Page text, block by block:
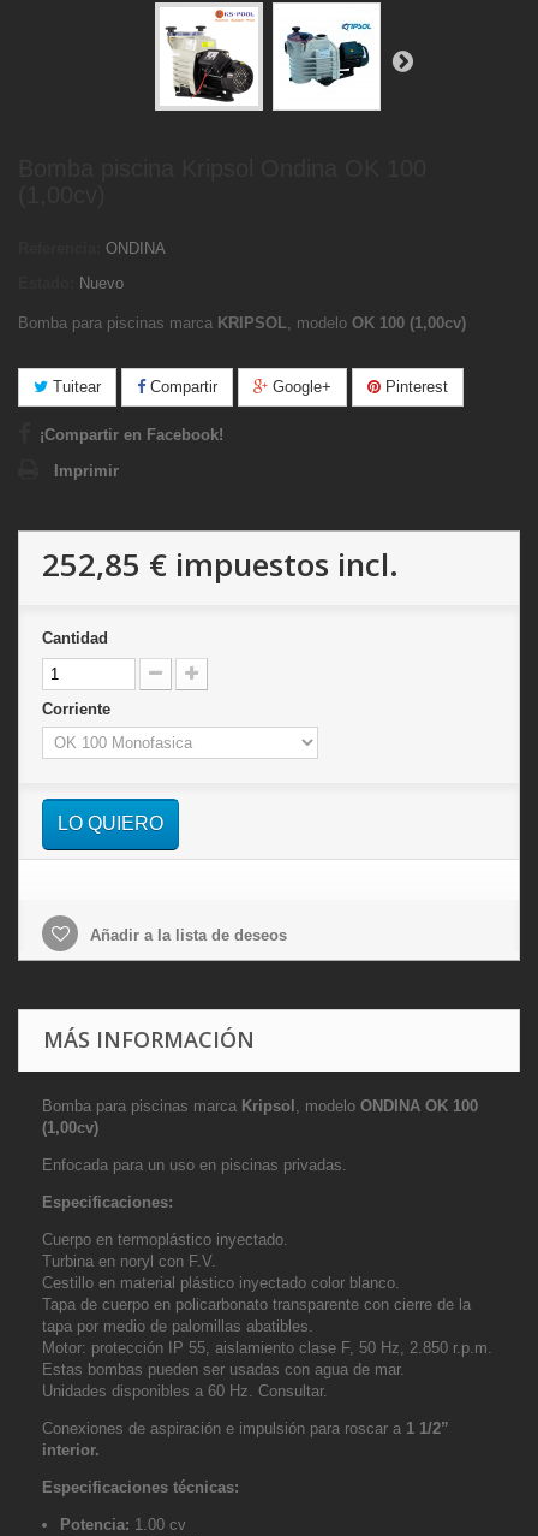
ONDINA
Nuevo
Bomba para piscinas marca KRIPSOL, modelo OK 100 (1,00cv)
Tuitear Compartir Google+ Pinterest
¡Compartir en Facebook!
Imprimir
252,85 € impuestos incl.
Cantidad
Corriente
LO QUIERO
Añadir a la lista de deseos
MÁS INFORMACIÓN
Bomba para piscinas marca Kripsol , modelo ONDINA OK 100
(1,00cv)
Enfocada para un uso en piscinas privadas.
Especificaciones:
Cuerpo en termoplástico inyectado.
Turbina en noryl con F.V.
Cestillo en material plástico inyectado color blanco.
Tapa de cuerpo en policarbonato transparente con cierre de la
tapa por medio de palomillas abatibles.
Motor: protección IP 55, aislamiento clase F, 50 Hz, 2.850 r.p.m.
Estas bombas pueden ser usadas con agua de mar.
Unidades disponibles a 60 Hz. Consultar.
Conexiones de aspiración e impulsión para roscar a 1 1/2”
interior.
Especificaciones técnicas:
Potencia: 1.00 cv